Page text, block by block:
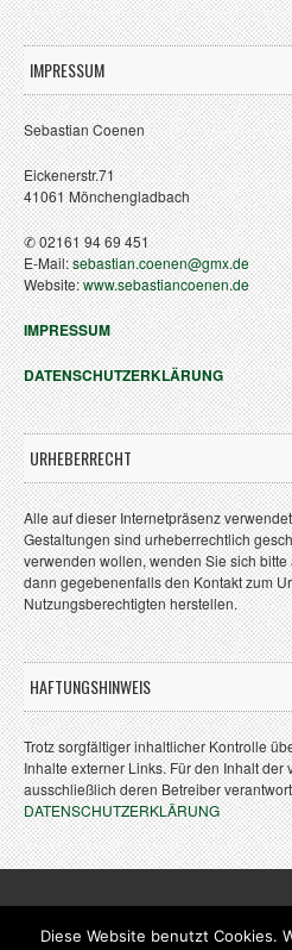
IMPRESSUM
Sebastian Coenen
Eickenerstr.71
41061 Mönchengladbach
✆ 02161 94 69 451
E-Mail:sebastian.coenen@gmx.de
Website:www.sebastiancoenen.de
IMPRESSUM
DATENSCHUTZERKLÄRUNG
URHEBERRECHT
Alle auf dieser Internetpräsenz
Gestaltungen sind urheberrechtlich
verwenden wollen, wenden Sie sich
dann gegebenenfalls den Kontakt zum
Nutzungsberechtigten herstellen.
HAFTUNGSHINWEIS
Trotz sorgfältiger inhaltlicher Kontrolle
Inhalte externer Links. Für den Inhalt der
ausschließlich deren Betreiber
DATENSCHUTZERKLÄRUNG
Diese Website benutzt Cookies.